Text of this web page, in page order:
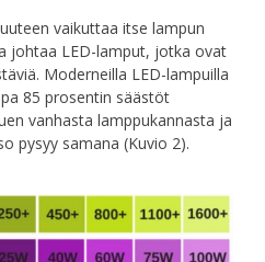
vaikuttaa itse lampun
johtaa LED-lamput, jotka ovat
Moderneilla LED-lampuilla
85 prosentin säästöt
vanhasta lamppukannasta ja
pysyy samana (Kuvio 2).